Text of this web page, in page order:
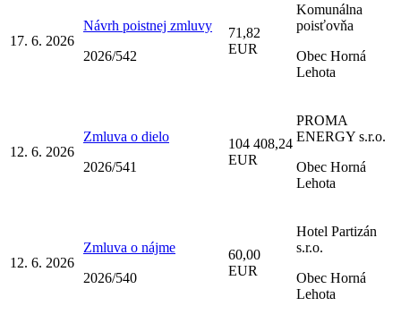
17. 6. 2026
Návrh poistnej zmluvy
2026/542
71,82
EUR
Komunálna
poisťovňa
Obec Horná
Lehota
12. 6. 2026
Zmluva o dielo
2026/541
104 408,24
EUR
PROMA
ENERGY s.r.o.
Obec Horná
Lehota
12. 6. 2026
Zmluva o nájme
2026/540
60,00
EUR
Hotel Partizán
s.r.o.
Obec Horná
Lehota